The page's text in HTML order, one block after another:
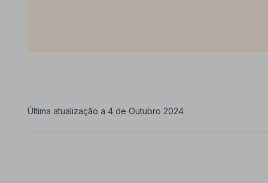
Última atualização a 4 de Outubro 2024